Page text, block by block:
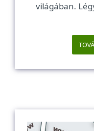
világában.